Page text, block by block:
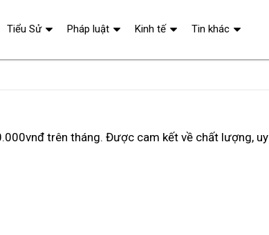
trên tháng. Được cam kết về chất lượng, uy
Tiểu Sử Pháp luật Kinh tế Tin khác